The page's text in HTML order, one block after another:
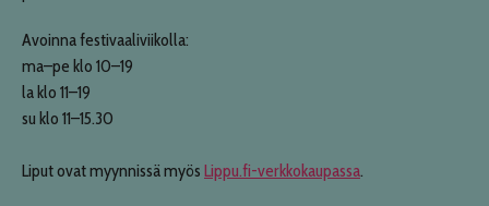
Avoinna festivaaliviikolla:
ma–pe klo 10–19
la klo 11–19
su klo 11–15.30
Liput ovat myynnissä myös Lippu.fi-verkkokaupassa.